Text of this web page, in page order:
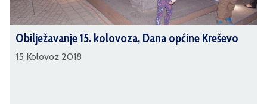
Obilježavanje 15. kolovoza, Dana općine Kreševo
15 Kolovoz 2018